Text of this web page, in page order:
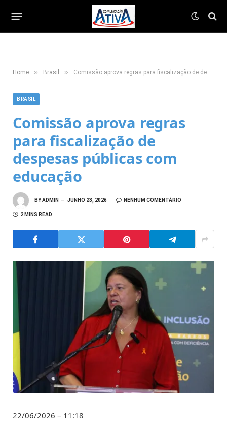
Home » Brasil » Comissão aprova regras para fiscalização de despesas públicas com educação
BRASIL
Comissão aprova regras
para fiscalização de
despesas públicas com
educação
BYADMIN JUNHO 23, 2026 NENHUM COMENTÁRIO
2 MINS READ
22/06/2026 – 11:18